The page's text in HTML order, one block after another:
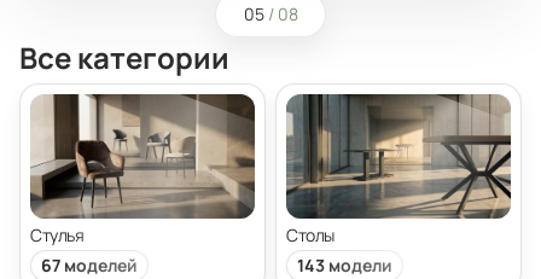
05/ 08
Все категории
Стулья
67 моделей
Столы
143 модели